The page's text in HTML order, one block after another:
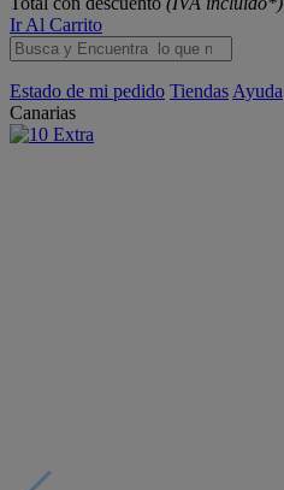
Ir Al Carrito
Estado de mi pedido Tiendas Ayuda
Canarias